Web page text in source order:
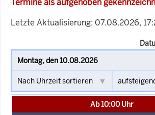
Termine als aufgehoben
Letzte Aktualisierung: 07.08.2026,
Ab 10:00 Uhr